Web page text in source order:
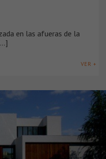
en las afueras de la
VER +